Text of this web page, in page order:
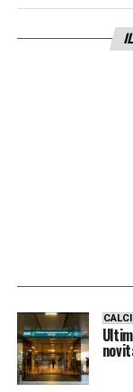
Nonostante
della Serie A,
familiari.
chiude